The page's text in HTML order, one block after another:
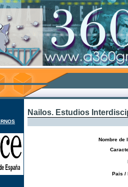
Nailos. Estudios
Nombre de
Pais /